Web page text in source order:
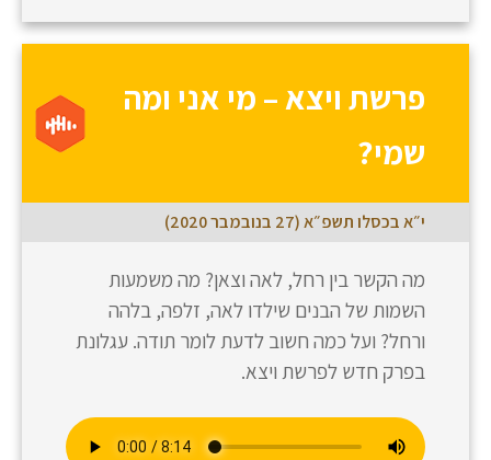
פרשת ויצא – מי אני ומה
שמי?
י״א בכסלו תשפ״א (27 בנובמבר 2020)
מה הקשר בין רחל, לאה וצאן? מה משמעות
השמות של הבנים שילדו לאה, זלפה, בלהה
ורחל? ועל כמה חשוב לדעת לומר תודה. עגלונת
בפרק חדש לפרשת ויצא.